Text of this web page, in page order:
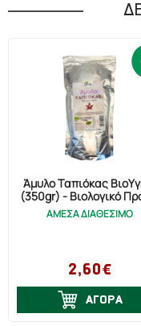
Άμυλο Ταπιόκας
(350gr) - Βιολογικό
ΑΜΕΣΑ ΔΙΑΘΕΣΙΜΟ
2,60€
ΑΓΟΡΑ